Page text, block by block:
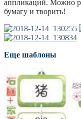
аппликаций. Можно
бумагу и творить!
Еще шаблоны